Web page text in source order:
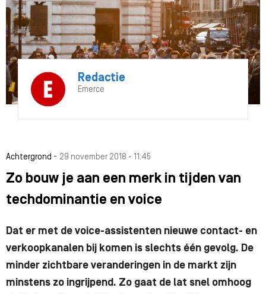
Redactie
Emerce
Achtergrond - 29 november 2018 - 11:45
Zo bouw je aan een merk in tijden van
techdominantie en voice
Dat er met de voice-assistenten nieuwe contact- en
verkoopkanalen bij komen is slechts één gevolg. De
minder zichtbare veranderingen in de markt zijn
minstens zo ingrijpend. Zo gaat de lat snel omhoog